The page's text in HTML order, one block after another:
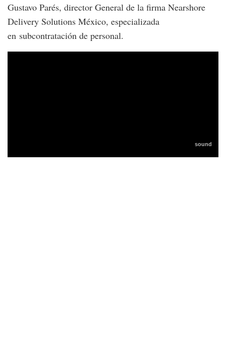
Gustavo Parés, director General de la firma Nearshore
Delivery Solutions México, especializada
en subcontratación de personal.